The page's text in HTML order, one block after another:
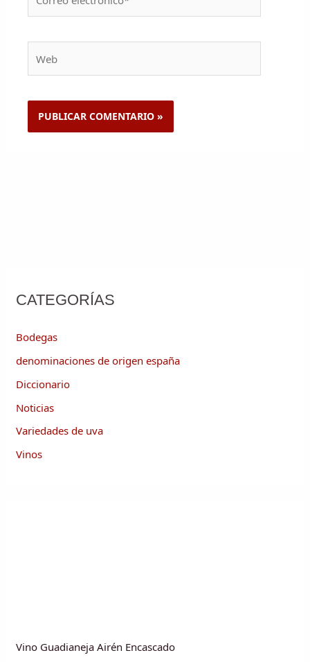
electrónico*
CATEGORÍAS
Bodegas
denominaciones de origen españa
Diccionario
Noticias
Variedades de uva
Vinos
Vino Guadianeja Airén Encascado